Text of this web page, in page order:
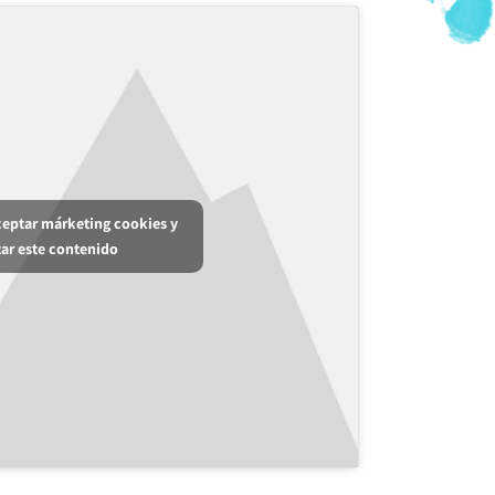
márketing cookies y
este contenido